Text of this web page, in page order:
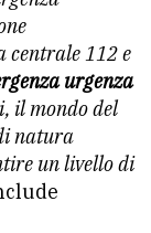
centrale 112 e
urgenza
il mondo del
natura
un livello di